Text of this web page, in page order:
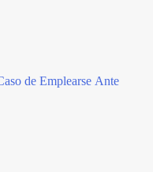
de Emplearse Ante